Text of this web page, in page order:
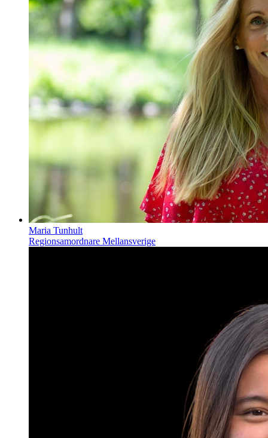
Maria Tunhult
Regionsamordnare Mellansverige